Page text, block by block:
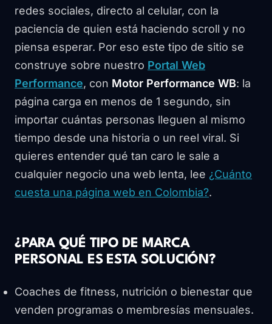
redes sociales, directo al celular, con la
paciencia de quien está haciendo scroll y no
piensa esperar. Por eso este tipo de sitio se
construye sobre nuestro Portal Web
Performance, con Motor Performance WB: la
página carga en menos de 1 segundo, sin
importar cuántas personas lleguen al mismo
tiempo desde una historia o un reel viral. Si
quieres entender qué tan caro le sale a
cualquier negocio una web lenta, lee ¿Cuánto
cuesta una página web en Colombia?.
¿PARA QUÉ TIPO DE MARCA
PERSONAL ES ESTA SOLUCIÓN?
Coaches de fitness, nutrición o bienestar que
venden programas o membresías mensuales.